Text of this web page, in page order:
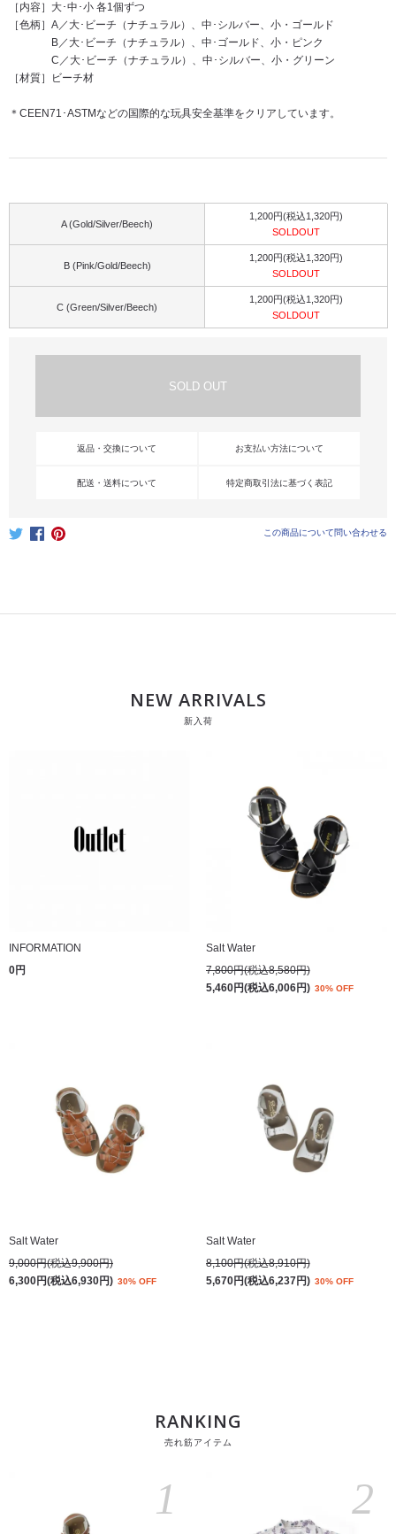
［内容］大･中･小 各1個ずつ
［色柄］A／大･ビーチ（ナチュラル）、中･シルバー、小・ゴールド
B／大･ビーチ（ナチュラル）、中･ゴールド、小・ピンク
C／大･ビーチ（ナチュラル）、中･シルバー、小・グリーン
［材質］ビーチ材
＊CEEN71･ASTMなどの国際的な玩具安全基準をクリアしています。
A (Gold/Silver/Beech)
1,200円(税込1,320円)
SOLDOUT
B (Pink/Gold/Beech)
1,200円(税込1,320円)
SOLDOUT
C (Green/Silver/Beech)
1,200円(税込1,320円)
SOLDOUT
返品・交換について お支払い方法について
配送・送料について 特定商取引法に基づく表記
この商品について問い合わせる
NEW ARRIVALS
新入荷
INFORMATION
0円
Salt Water
7,800円(税込8,580円)
5,460円(税込6,006円) 30% OFF
Salt Water
9,000円(税込9,900円)
6,300円(税込6,930円) 30% OFF
Salt Water
8,100円(税込8,910円)
5,670円(税込6,237円) 30% OFF
RANKING
売れ筋アイテム
1 2